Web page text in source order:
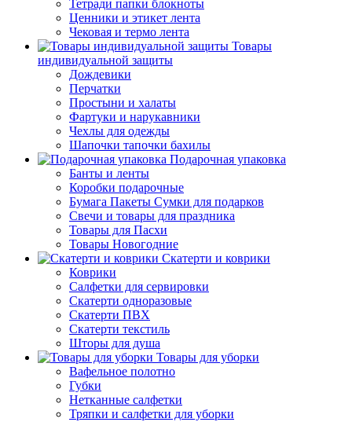
Тетради папки блокноты
Ценники и этикет лента
Чековая и термо лента
Товары
индивидуальной защиты
Дождевики
Перчатки
Простыни и халаты
Фартуки и нарукавники
Чехлы для одежды
Шапочки тапочки бахилы
Подарочная упаковка
Банты и ленты
Коробки подарочные
Бумага Пакеты Сумки для подарков
Свечи и товары для праздника
Товары для Пасхи
Товары Новогодние
Скатерти и коврики
Коврики
Салфетки для сервировки
Скатерти одноразовые
Скатерти ПВХ
Скатерти текстиль
Шторы для душа
Товары для уборки
Вафельное полотно
Губки
Нетканные салфетки
Тряпки и салфетки для уборки